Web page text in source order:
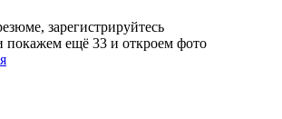
зарегистрируйтесь
покажем ещё 33 и откроем фото